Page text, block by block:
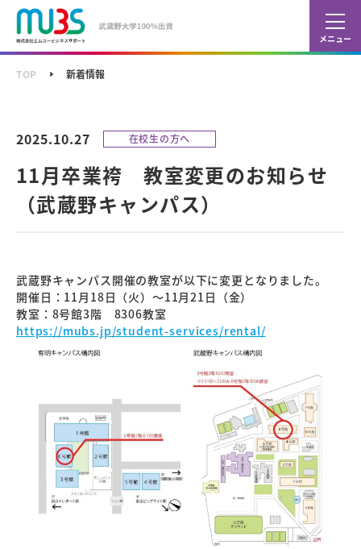
カ
シ
TOP 新着情報
2025.10.27 在校生の方へ
11月卒業袴 教室変更のお知らせ
（武蔵野キャンパス）
武蔵野キャンパス開催の教室が以下に変更となりました。
開催日：11月18日（火）～11月21日（金）
教室：8号館3階 8306教室
https://mubs.jp/student-services/rental/